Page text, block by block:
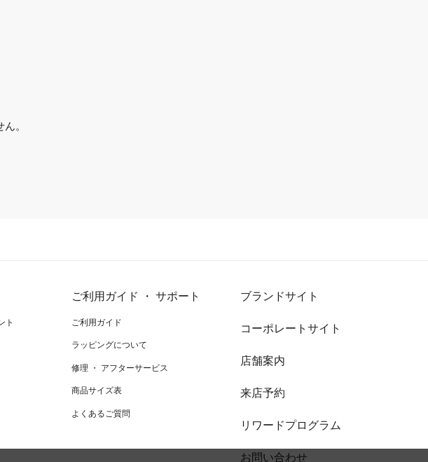
。
ト
ご利用ガイド ・ サポート
ご利用ガイド
ラッピングについて
修理 ・ アフターサービス
商品サイズ表
よくあるご質問
ブランドサイト
コーポレートサイト
店舗案内
来店予約
リワードプログラム
お問い合わせ